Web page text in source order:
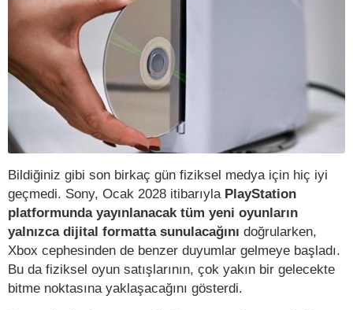
Bildiğiniz gibi son birkaç gün fiziksel medya için hiç iyi
geçmedi. Sony, Ocak 2028 itibarıyla PlayStation
platformunda yayınlanacak tüm yeni oyunların
yalnızca dijital formatta sunulacağını doğrularken,
Xbox cephesinden de benzer duyumlar gelmeye başladı.
Bu da fiziksel oyun satışlarının, çok yakın bir gelecekte
bitme noktasına yaklaşacağını gösterdi.